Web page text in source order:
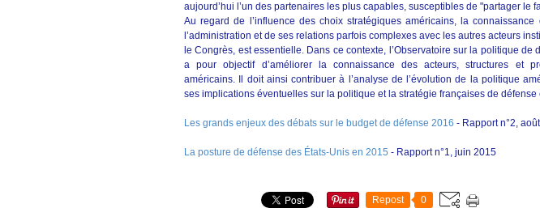
aujourd’hui l’un des partenaires les plus capables, susceptibles de "partager le
Au regard de l’influence des choix stratégiques américains, la connaissance
l’administration et de ses relations parfois complexes avec les autres acteurs
le Congrès, est essentielle. Dans ce contexte, l’Observatoire sur la politique de
a pour objectif d’améliorer la connaissance des acteurs, structures et
américains. Il doit ainsi contribuer à l’analyse de l’évolution de la politique
ses implications éventuelles sur la politique et la stratégie françaises de défense
Les grands enjeux des débats sur le budget de défense 2016 - Rapport n°2,
La posture de défense des États-Unis en 2015 - Rapport n°1, juin 2015
Repost 0